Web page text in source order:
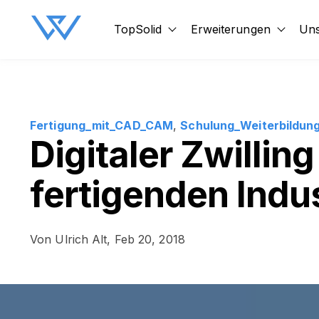
TopSolid Show submenu for
Erweiterungen Show
Fertigung_mit_CAD_CAM,
Digitaler
fertigenden
Von Ulrich Alt, Feb 20, 2018